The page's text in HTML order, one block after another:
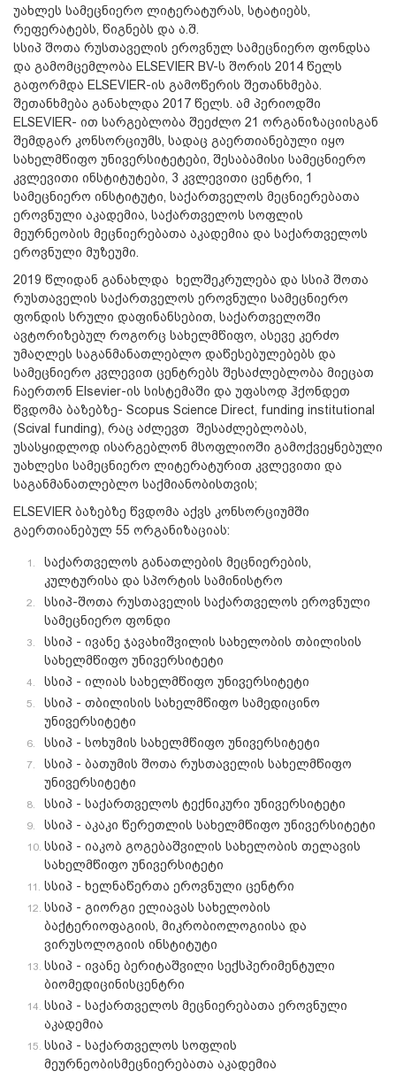
უახლეს სამეცნიერო ლიტერატურას, სტატიებს,
რეფერატებს, წიგნებს და ა.შ.
სსიპ შოთა რუსთაველის ეროვნულ სამეცნიერო ფონდსა
და გამომცემლობა ELSEVIER BV-ს შორის 2014 წელს
გაფორმდა ELSEVIER-ის გამოწერის შეთანხმება.
შეთანხმება განახლდა 2017 წელს. ამ პერიოდში
ELSEVIER- ით სარგებლობა შეეძლო 21 ორგანიზაციისგან
შემდგარ კონსორციუმს, სადაც გაერთიანებული იყო
სახელმწიფო უნივერსიტეტები, შესაბამისი სამეცნიერო
კვლევითი ინსტიტუტები, 3 კვლევითი ცენტრი, 1
სამეცნიერო ინსტიტუტი, საქართველოს მეცნიერებათა
ეროვნული აკადემია, საქართველოს სოფლის
მეურნეობის მეცნიერებათა აკადემია და საქართველოს
ეროვნული მუზეუმი.
2019 წლიდან განახლდა ხელშეკრულება და სსიპ შოთა
რუსთაველის საქართველოს ეროვნული სამეცნიერო
ფონდის სრული დაფინანსებით, საქართველოში
ავტორიზებულ როგორც სახელმწიფო, ასევე კერძო
უმაღლეს საგანმანათლებლო დაწესებულებებს და
სამეცნიერო კვლევით ცენტრებს შესაძლებლობა მიეცათ
ჩაერთონ Elsevier-ის სისტემაში და უფასოდ ჰქონდეთ
წვდომა ბაზებზე- Scopus Science Direct, funding institutional
(Scival funding), რაც აძლევთ შესაძლებლობას,
უსასყიდლოდ ისარგებლონ მსოფლიოში გამოქვეყნებული
უახლესი სამეცნიერო ლიტერატურით კვლევითი და
საგანმანათლებლო საქმიანობისთვის;
ELSEVIER ბაზებზე წვდომა აქვს კონსორციუმში
გაერთიანებულ 55 ორგანიზაციას:
საქართველოს განათლების მეცნიერების,
კულტურისა და სპორტის სამინისტრო
სსიპ-შოთა რუსთაველის საქართველოს ეროვნული
სამეცნიერო ფონდი
სსიპ - ივანე ჯავახიშვილის სახელობის თბილისის
სახელმწიფო უნივერსიტეტი
სსიპ - ილიას სახელმწიფო უნივერსიტეტი
სსიპ - თბილისის სახელმწიფო სამედიცინო
უნივერსიტეტი
სსიპ - სოხუმის სახელმწიფო უნივერსიტეტი
სსიპ - ბათუმის შოთა რუსთაველის სახელმწიფო
უნივერსიტეტი
სსიპ - საქართველოს ტექნიკური უნივერსიტეტი
სსიპ - აკაკი წერეთლის სახელმწიფო უნივერსიტეტი
სსიპ - იაკობ გოგებაშვილის სახელობის თელავის
სახელმწიფო უნივერსიტეტი
სსიპ - ხელნაწერთა ეროვნული ცენტრი
სსიპ - გიორგი ელიავას სახელობის
ბაქტერიოფაგიის, მიკრობიოლოგიისა და
ვირუსოლოგიის ინსტიტუტი
სსიპ - ივანე ბერიტაშვილი სექსპერიმენტული
ბიომედიცინისცენტრი
სსიპ - საქართველოს მეცნიერებათა ეროვნული
აკადემია
სსიპ - საქართველოს სოფლის
მეურნეობისმეცნიერებათა აკადემია